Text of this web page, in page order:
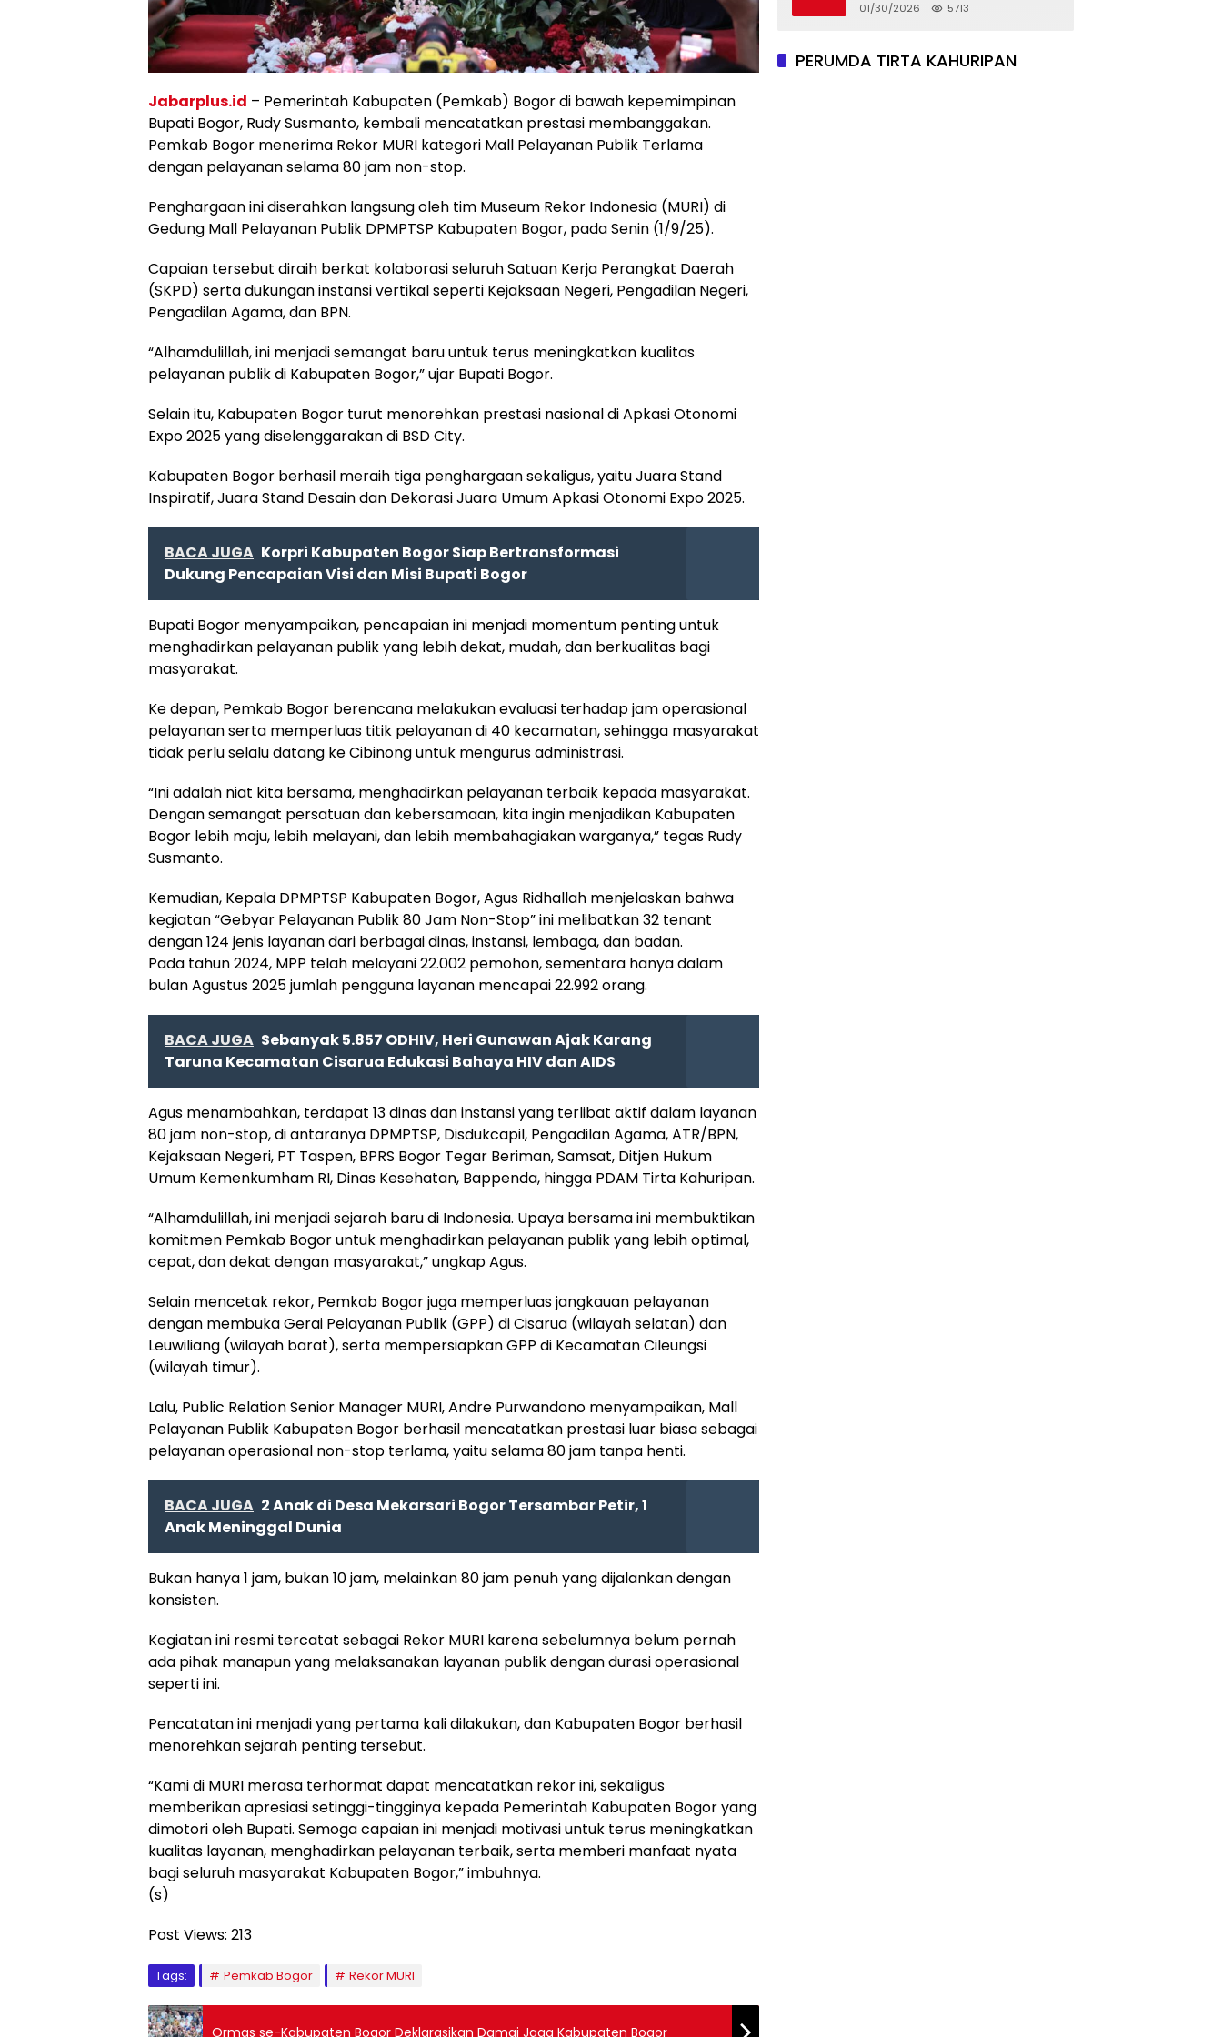
Jabarplus.id – Pemerintah Kabupaten (Pemkab) Bogor di bawah kepemimpinan
Bupati Bogor, Rudy Susmanto, kembali mencatatkan prestasi membanggakan.
Pemkab Bogor menerima Rekor MURI kategori Mall Pelayanan Publik Terlama
dengan pelayanan selama 80 jam non-stop.
Penghargaan ini diserahkan langsung oleh tim Museum Rekor Indonesia (MURI) di
Gedung Mall Pelayanan Publik DPMPTSP Kabupaten Bogor, pada Senin (1/9/25).
Capaian tersebut diraih berkat kolaborasi seluruh Satuan Kerja Perangkat Daerah
(SKPD) serta dukungan instansi vertikal seperti Kejaksaan Negeri, Pengadilan Negeri,
Pengadilan Agama, dan BPN.
“Alhamdulillah, ini menjadi semangat baru untuk terus meningkatkan kualitas
pelayanan publik di Kabupaten Bogor,” ujar Bupati Bogor.
Selain itu, Kabupaten Bogor turut menorehkan prestasi nasional di Apkasi Otonomi
Expo 2025 yang diselenggarakan di BSD City.
Kabupaten Bogor berhasil meraih tiga penghargaan sekaligus, yaitu Juara Stand
Inspiratif, Juara Stand Desain dan Dekorasi Juara Umum Apkasi Otonomi Expo 2025.
BACA JUGA Korpri Kabupaten Bogor Siap Bertransformasi
Dukung Pencapaian Visi dan Misi Bupati Bogor
Bupati Bogor menyampaikan, pencapaian ini menjadi momentum penting untuk
menghadirkan pelayanan publik yang lebih dekat, mudah, dan berkualitas bagi
masyarakat.
Ke depan, Pemkab Bogor berencana melakukan evaluasi terhadap jam operasional
pelayanan serta memperluas titik pelayanan di 40 kecamatan, sehingga masyarakat
tidak perlu selalu datang ke Cibinong untuk mengurus administrasi.
“Ini adalah niat kita bersama, menghadirkan pelayanan terbaik kepada masyarakat.
Dengan semangat persatuan dan kebersamaan, kita ingin menjadikan Kabupaten
Bogor lebih maju, lebih melayani, dan lebih membahagiakan warganya,” tegas Rudy
Susmanto.
Kemudian, Kepala DPMPTSP Kabupaten Bogor, Agus Ridhallah menjelaskan bahwa
kegiatan “Gebyar Pelayanan Publik 80 Jam Non-Stop” ini melibatkan 32 tenant
dengan 124 jenis layanan dari berbagai dinas, instansi, lembaga, dan badan.
Pada tahun 2024, MPP telah melayani 22.002 pemohon, sementara hanya dalam
bulan Agustus 2025 jumlah pengguna layanan mencapai 22.992 orang.
BACA JUGA Sebanyak 5.857 ODHIV, Heri Gunawan Ajak Karang
Taruna Kecamatan Cisarua Edukasi Bahaya HIV dan AIDS
Agus menambahkan, terdapat 13 dinas dan instansi yang terlibat aktif dalam layanan
80 jam non-stop, di antaranya DPMPTSP, Disdukcapil, Pengadilan Agama, ATR/BPN,
Kejaksaan Negeri, PT Taspen, BPRS Bogor Tegar Beriman, Samsat, Ditjen Hukum
Umum Kemenkumham RI, Dinas Kesehatan, Bappenda, hingga PDAM Tirta Kahuripan.
“Alhamdulillah, ini menjadi sejarah baru di Indonesia. Upaya bersama ini membuktikan
komitmen Pemkab Bogor untuk menghadirkan pelayanan publik yang lebih optimal,
cepat, dan dekat dengan masyarakat,” ungkap Agus.
Selain mencetak rekor, Pemkab Bogor juga memperluas jangkauan pelayanan
dengan membuka Gerai Pelayanan Publik (GPP) di Cisarua (wilayah selatan) dan
Leuwiliang (wilayah barat), serta mempersiapkan GPP di Kecamatan Cileungsi
(wilayah timur).
Lalu, Public Relation Senior Manager MURI, Andre Purwandono menyampaikan, Mall
Pelayanan Publik Kabupaten Bogor berhasil mencatatkan prestasi luar biasa sebagai
pelayanan operasional non-stop terlama, yaitu selama 80 jam tanpa henti.
BACA JUGA 2 Anak di Desa Mekarsari Bogor Tersambar Petir, 1
Anak Meninggal Dunia
Bukan hanya 1 jam, bukan 10 jam, melainkan 80 jam penuh yang dijalankan dengan
konsisten.
Kegiatan ini resmi tercatat sebagai Rekor MURI karena sebelumnya belum pernah
ada pihak manapun yang melaksanakan layanan publik dengan durasi operasional
seperti ini.
Pencatatan ini menjadi yang pertama kali dilakukan, dan Kabupaten Bogor berhasil
menorehkan sejarah penting tersebut.
“Kami di MURI merasa terhormat dapat mencatatkan rekor ini, sekaligus
memberikan apresiasi setinggi-tingginya kepada Pemerintah Kabupaten Bogor yang
dimotori oleh Bupati. Semoga capaian ini menjadi motivasi untuk terus meningkatkan
kualitas layanan, menghadirkan pelayanan terbaik, serta memberi manfaat nyata
bagi seluruh masyarakat Kabupaten Bogor,” imbuhnya.
(s)
Post Views: 213
Tags: Pemkab Bogor Rekor MURI
Ormas se-Kabupaten Bogor Deklarasikan Damai Jaga Kabupaten Bogor
Rumah Korban Pergeseran
01/30/2026 5713
PERUMDA TIRTA KAHURIPAN